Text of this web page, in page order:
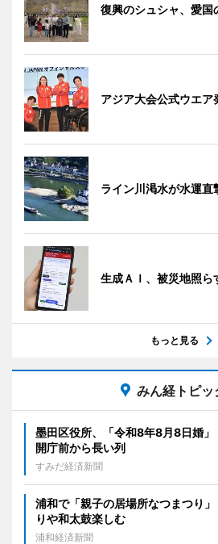
復興のシュシャ、愛
アジア大会公式ウエ
ライン川渇水が水運直
生成ＡＩ、被災地照ら
もっと見る
みん経トピッ
墨田区役所、「令和8年8月8日婚
開庁前から長い列
すみだ経済新聞
浦和で「親子の居場所なつまつり
りや和太鼓楽しむ
浦和経済新聞